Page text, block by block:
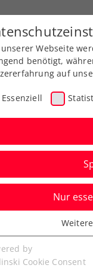
by
Webseite
benötigt,
auf
Essenziell
Nur
Cookies
benötigt.
by
Cookie Consent